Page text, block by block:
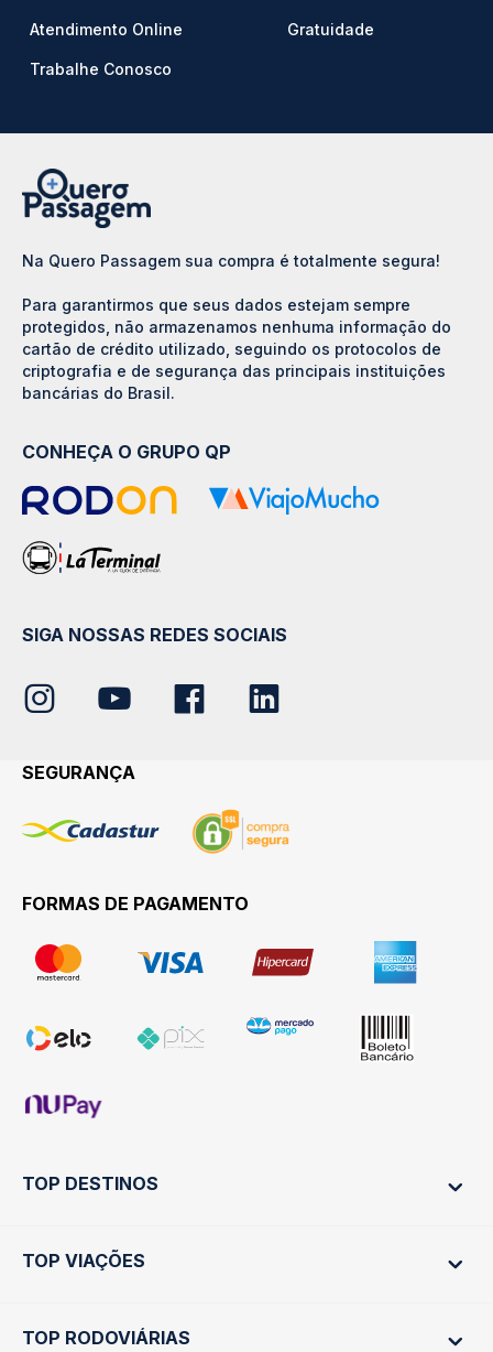
Atendimento Online
Trabalhe Conosco
Gratuidade
Na Quero Passagem sua compra é totalmente segura!
Para garantirmos que seus dados estejam sempre
protegidos, não armazenamos nenhuma informação do
cartão de crédito utilizado, seguindo os protocolos de
criptografia e de segurança das principais instituições
bancárias do Brasil.
CONHEÇA O GRUPO QP
SIGA NOSSAS REDES SOCIAIS
SEGURANÇA
FORMAS DE PAGAMENTO
TOP DESTINOS
Ônibus Rio de Janeiro
Ônibus São Paulo
TOP VIAÇÕES
Passagens Cometa
TOP RODOVIÁRIAS